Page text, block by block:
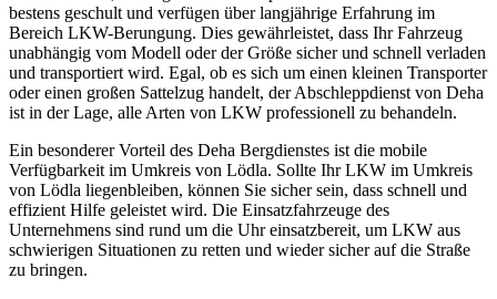
bestens geschult und verfügen über langjährige Erfahrung im
Bereich LKW-Berungung. Dies gewährleistet, dass Ihr Fahrzeug
unabhängig vom Modell oder der Größe sicher und schnell verladen
und transportiert wird. Egal, ob es sich um einen kleinen Transporter
oder einen großen Sattelzug handelt, der Abschleppdienst von Deha
ist in der Lage, alle Arten von LKW professionell zu behandeln.
Ein besonderer Vorteil des Deha Bergdienstes ist die mobile
Verfügbarkeit im Umkreis von Lödla. Sollte Ihr LKW im Umkreis
von Lödla liegenbleiben, können Sie sicher sein, dass schnell und
effizient Hilfe geleistet wird. Die Einsatzfahrzeuge des
Unternehmens sind rund um die Uhr einsatzbereit, um LKW aus
schwierigen Situationen zu retten und wieder sicher auf die Straße
zu bringen.